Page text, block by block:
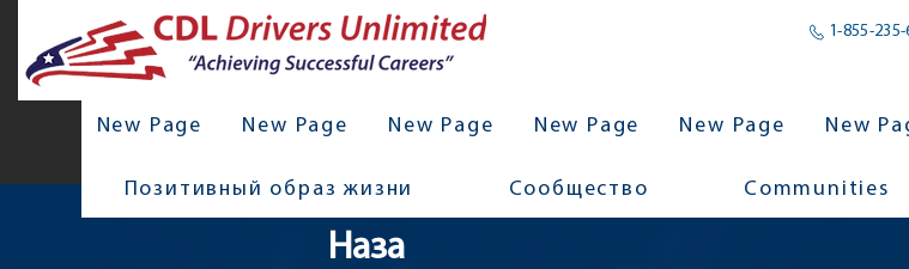
1-855-235-
New Page New Page New Page New Page New Page New
Позитивный образ жизни Сообщество Communities
Наза